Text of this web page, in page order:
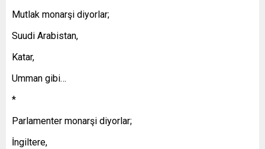
Mutlak monarşi diyorlar;
Suudi Arabistan,
Katar,
Umman gibi…
*
Parlamenter monarşi diyorlar;
İngiltere,